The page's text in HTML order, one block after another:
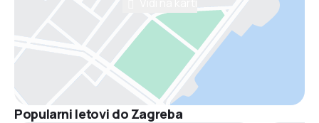
Popularni letovi do Zagreba